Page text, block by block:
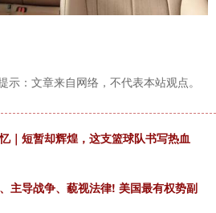
示：文章来自网络，不代表本站观点。
｜短暂却辉煌，这支篮球队书写热血
主导战争、藐视法律! 美国最有权势副